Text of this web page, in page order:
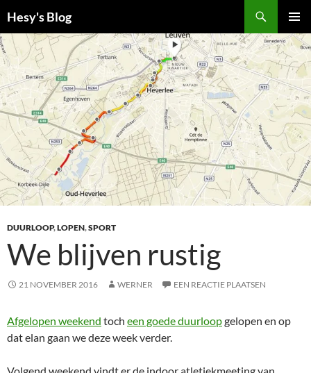
naar
de
inhoud
Hesy's Blog
MENU
DUURLOOP,LOPEN,SPORT
We blijven rustig
21 NOVEMBER 2016 WERNER EEN REACTIE PLAATSEN
Afgelopen weekend toch een goede duurloopgelopen en op
dat elan gaan we deze week verder.